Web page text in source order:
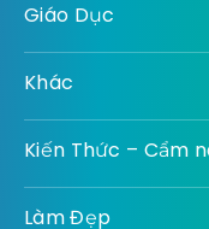
Giáo Dục
Khác
Kiến Thức – Cẩm
Làm Đẹp